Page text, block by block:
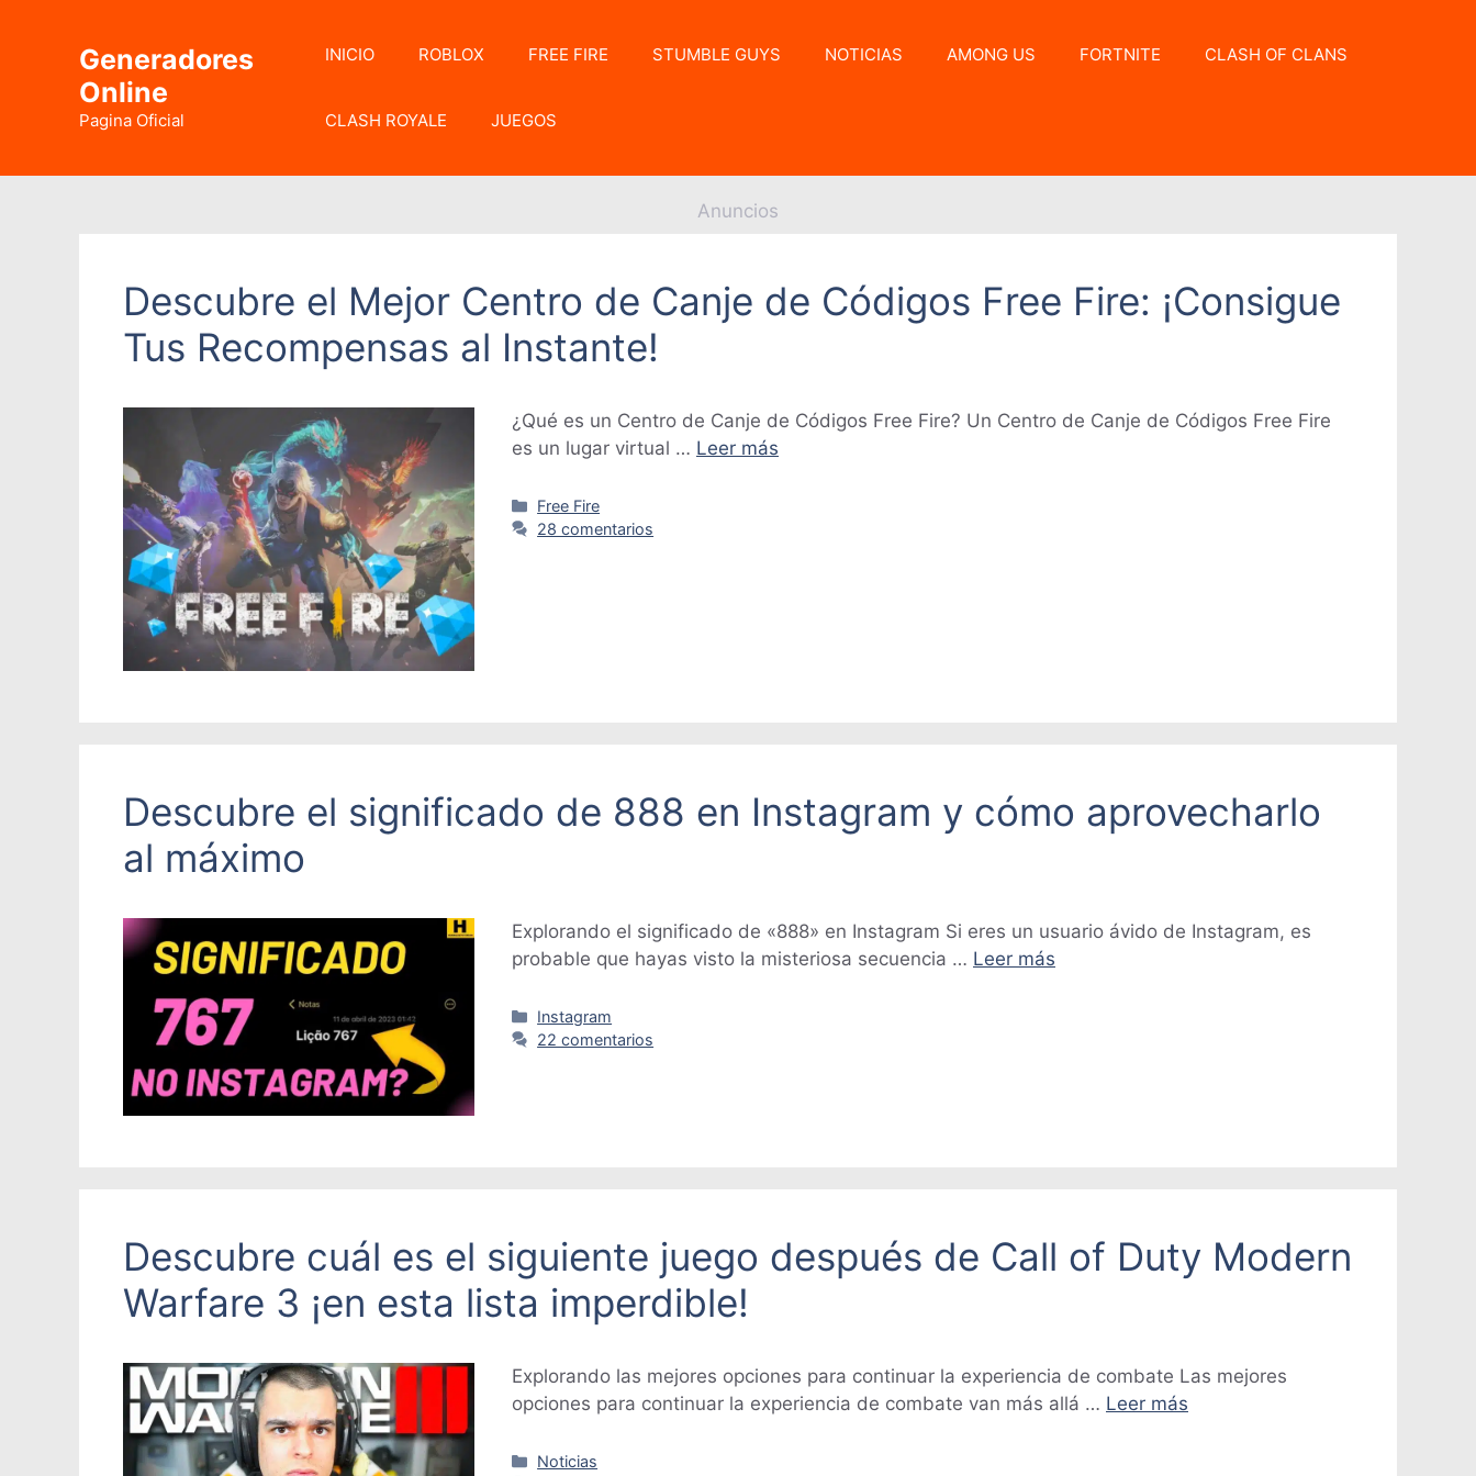
contenidoGeneradores
Online
Pagina Oficial
INICIO ROBLOX FREE FIRE STUMBLE GUYS NOTICIAS AMONG US FORTNITE CLASH OF CLANS
CLASH ROYALE JUEGOS
Anuncios
Descubre el Mejor Centro de Canje de Códigos Free Fire: ¡Consigue
Tus Recompensas al Instante!
¿Qué es un Centro de Canje de Códigos Free Fire? Un Centro de Canje de Códigos Free Fire
es un lugar virtual … Leer más
Categorías
Free Fire
28 comentarios
Descubre el significado de 888 en Instagram y cómo aprovecharlo
al máximo
Explorando el significado de «888» en Instagram Si eres un usuario ávido de Instagram, es
probable que hayas visto la misteriosa secuencia … Leer más
Categorías
Instagram
22 comentarios
Descubre cuál es el siguiente juego después de Call of Duty Modern
Warfare 3 ¡en esta lista imperdible!
Explorando las mejores opciones para continuar la experiencia de combate Las mejores
opciones para continuar la experiencia de combate van más allá … Leer más
Categorías
Noticias